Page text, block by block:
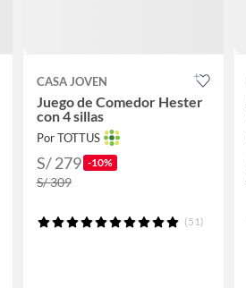
CASA JOVEN
Juego de Comedor Hester
con 4 sillas
Por TOTTUS
S/ 279 -10%
S/ 309
(51)